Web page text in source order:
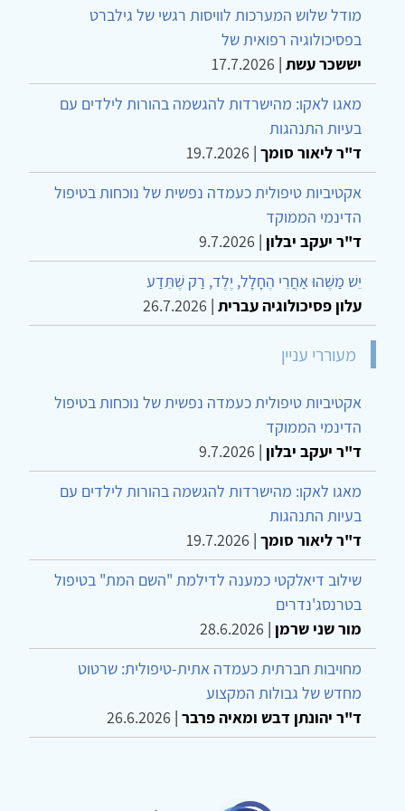
מודל שלוש המערכות לוויסות רגשי של גילברט
בפסיכולוגיה רפואית של
יששכר עשת |
17.7.2026
מאגו לאקו: מהישרדות להגשמה בהורות לילדים עם
בעיות התנהגות
ד"ר ליאור סומך |
19.7.2026
אקטיביות טיפולית כעמדה נפשית של נוכחות בטיפול
הדינמי הממוקד
ד"ר יעקב יבלון |
9.7.2026
יֵשׁ מַשֶּׁהוּ אַחֲרֵי הֶחָלָל, יֶלֶד, רַק שֶׁתֵּדַע
עלון פסיכולוגיה עברית |
26.7.2026
מעוררי עניין
אקטיביות טיפולית כעמדה נפשית של נוכחות בטיפול
הדינמי הממוקד
ד"ר יעקב יבלון |
9.7.2026
מאגו לאקו: מהישרדות להגשמה בהורות לילדים עם
בעיות התנהגות
ד"ר ליאור סומך |
19.7.2026
שילוב דיאלקטי כמענה לדילמת "השם המת" בטיפול
בטרנסג'נדרים
מור שני שרמן |
28.6.2026
מחויבות חברתית כעמדה אתית-טיפולית: שרטוט
מחדש של גבולות המקצוע
ד"ר יהונתן דבש ומאיה פרבר |
26.6.2026